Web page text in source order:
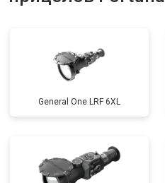
General One LRF 6XL